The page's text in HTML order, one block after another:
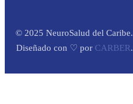
© 2025 NeuroSalud del Caribe.
Diseñado con ♡ por CARBER.